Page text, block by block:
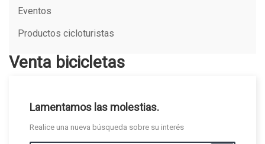
Eventos
Productos cicloturistas
Venta bicicletas
Lamentamos las molestias.
Realice una nueva búsqueda sobre su interés